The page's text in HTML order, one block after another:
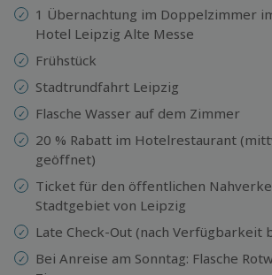
1 Übernachtung im Doppelzimmer
Hotel Leipzig Alte Messe
Frühstück
Stadtrundfahrt Leipzig
Flasche Wasser auf dem Zimmer
20 % Rabatt im Hotelrestaurant
geöffnet)
Ticket für den öffentlichen
Stadtgebiet von Leipzig
Late Check-Out (nach Verfügbarkeit
Bei Anreise am Sonntag: Flasche